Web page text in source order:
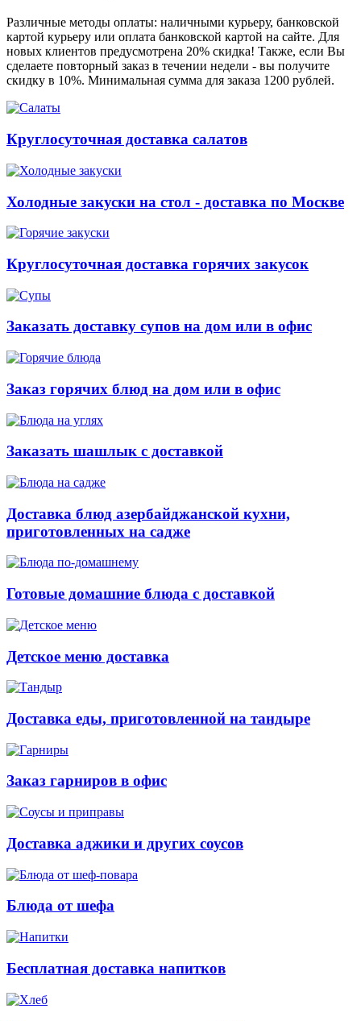
Различные методы оплаты: наличными курьеру, банковской
картой курьеру или оплата банковской картой на сайте. Для
новых клиентов предусмотрена 20% скидка! Также, если Вы
сделаете повторный заказ в течении недели - вы получите
скидку в 10%. Минимальная сумма для заказа 1200 рублей.
Круглосуточная доставка салатов
Холодные закуски на стол - доставка по Москве
Круглосуточная доставка горячих закусок
Заказать доставку супов на дом или в офис
Заказ горячих блюд на дом или в офис
Заказать шашлык с доставкой
Доставка блюд азербайджанской кухни,
приготовленных на садже
Готовые домашние блюда с доставкой
Детское меню доставка
Доставка еды, приготовленной на тандыре
Заказ гарниров в офис
Доставка аджики и других соусов
Блюда от шефа
Бесплатная доставка напитков